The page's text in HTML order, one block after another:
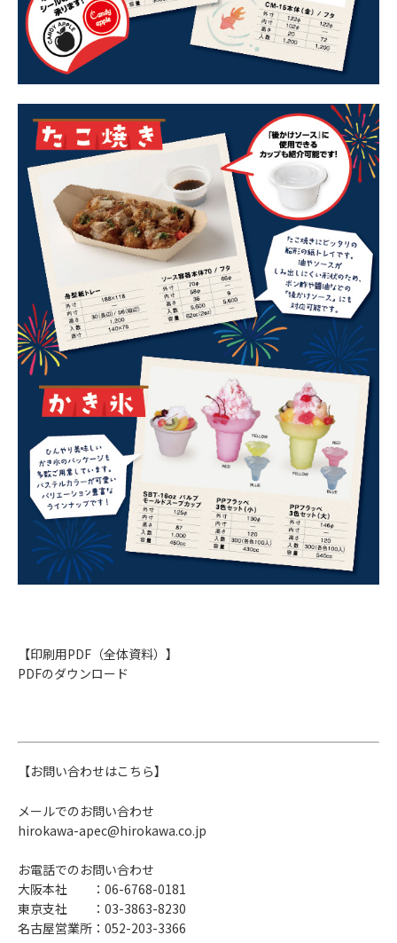
【印刷用PDF（全体資料）】
PDFのダウンロード
【お問い合わせはこちら】
メールでのお問い合わせ
hirokawa-apec@hirokawa.co.jp
お電話でのお問い合わせ
大阪本社 ：06-6768-0181
東京支社 ：03-3863-8230
名古屋営業所：052-203-3366